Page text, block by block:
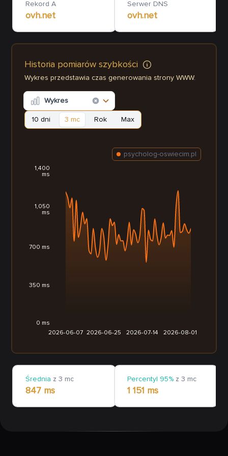
Rekord A
ovh.net
Serwer DNS
ovh.net
Historia pomiarów szybkości
Wykres przedstawia czas generowania strony WWW.
Wykres
10 dni 3 mc Rok Max
2026-06-07 2026-06-25 2026-07-14 2026-08-01
0 ms
350 ms
700 ms
1,050
ms
1,400
ms
psycholog-oswiecim.pl
Średnia z 3 mc
847 ms
Percentyl 95% z 3 mc
1 151 ms